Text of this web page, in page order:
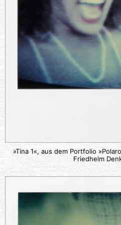
»Tina 1«, aus dem Portfolio
Friedhelm